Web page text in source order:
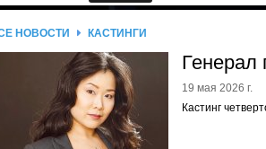
НОВОСТИ КАСТИНГИ
Генерал
19 мая 2026 г.
Кастинг